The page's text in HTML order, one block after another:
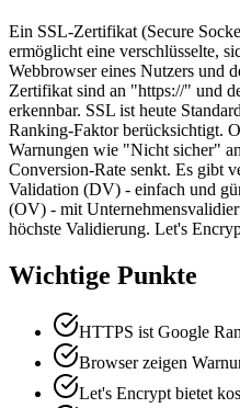
Ein SSL-Zertifikat (Secure
ermöglicht eine verschlüsselte,
Webbrowser eines Nutzers und
Zertifikat sind an "https://" und
erkennbar. SSL ist heute
Ranking-Faktor berücksichtigt.
Warnungen wie "Nicht sicher"
Conversion-Rate senkt. Es gibt
Validation (DV) - einfach und
(OV) - mit
höchste Validierung. Let's
Wichtige Punkte
HTTPS ist Google
Browser zeigen
Let's Encrypt bietet